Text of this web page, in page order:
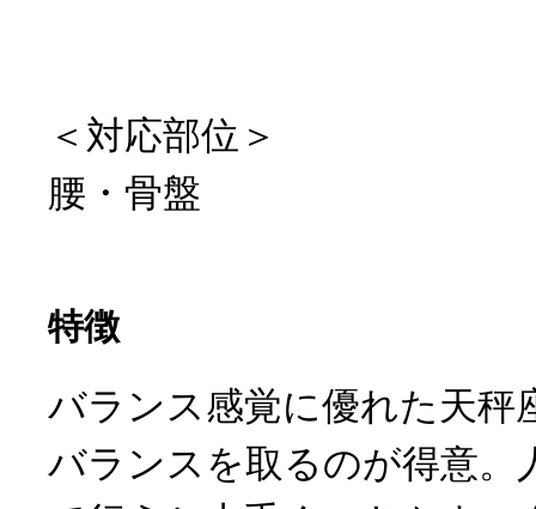
＜対応部位＞
腰・骨盤
特徴
バランス感覚に優れた天秤
バランスを取るのが得意。